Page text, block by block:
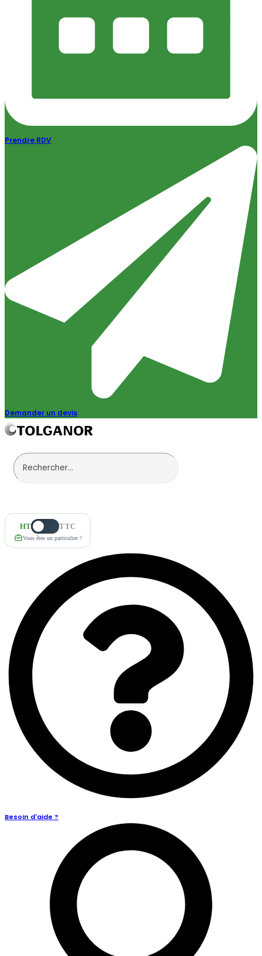
Prendre RDV
Demander un devis
HT TTC
Vous êtes un particulier ?
Besoin d'aide ?